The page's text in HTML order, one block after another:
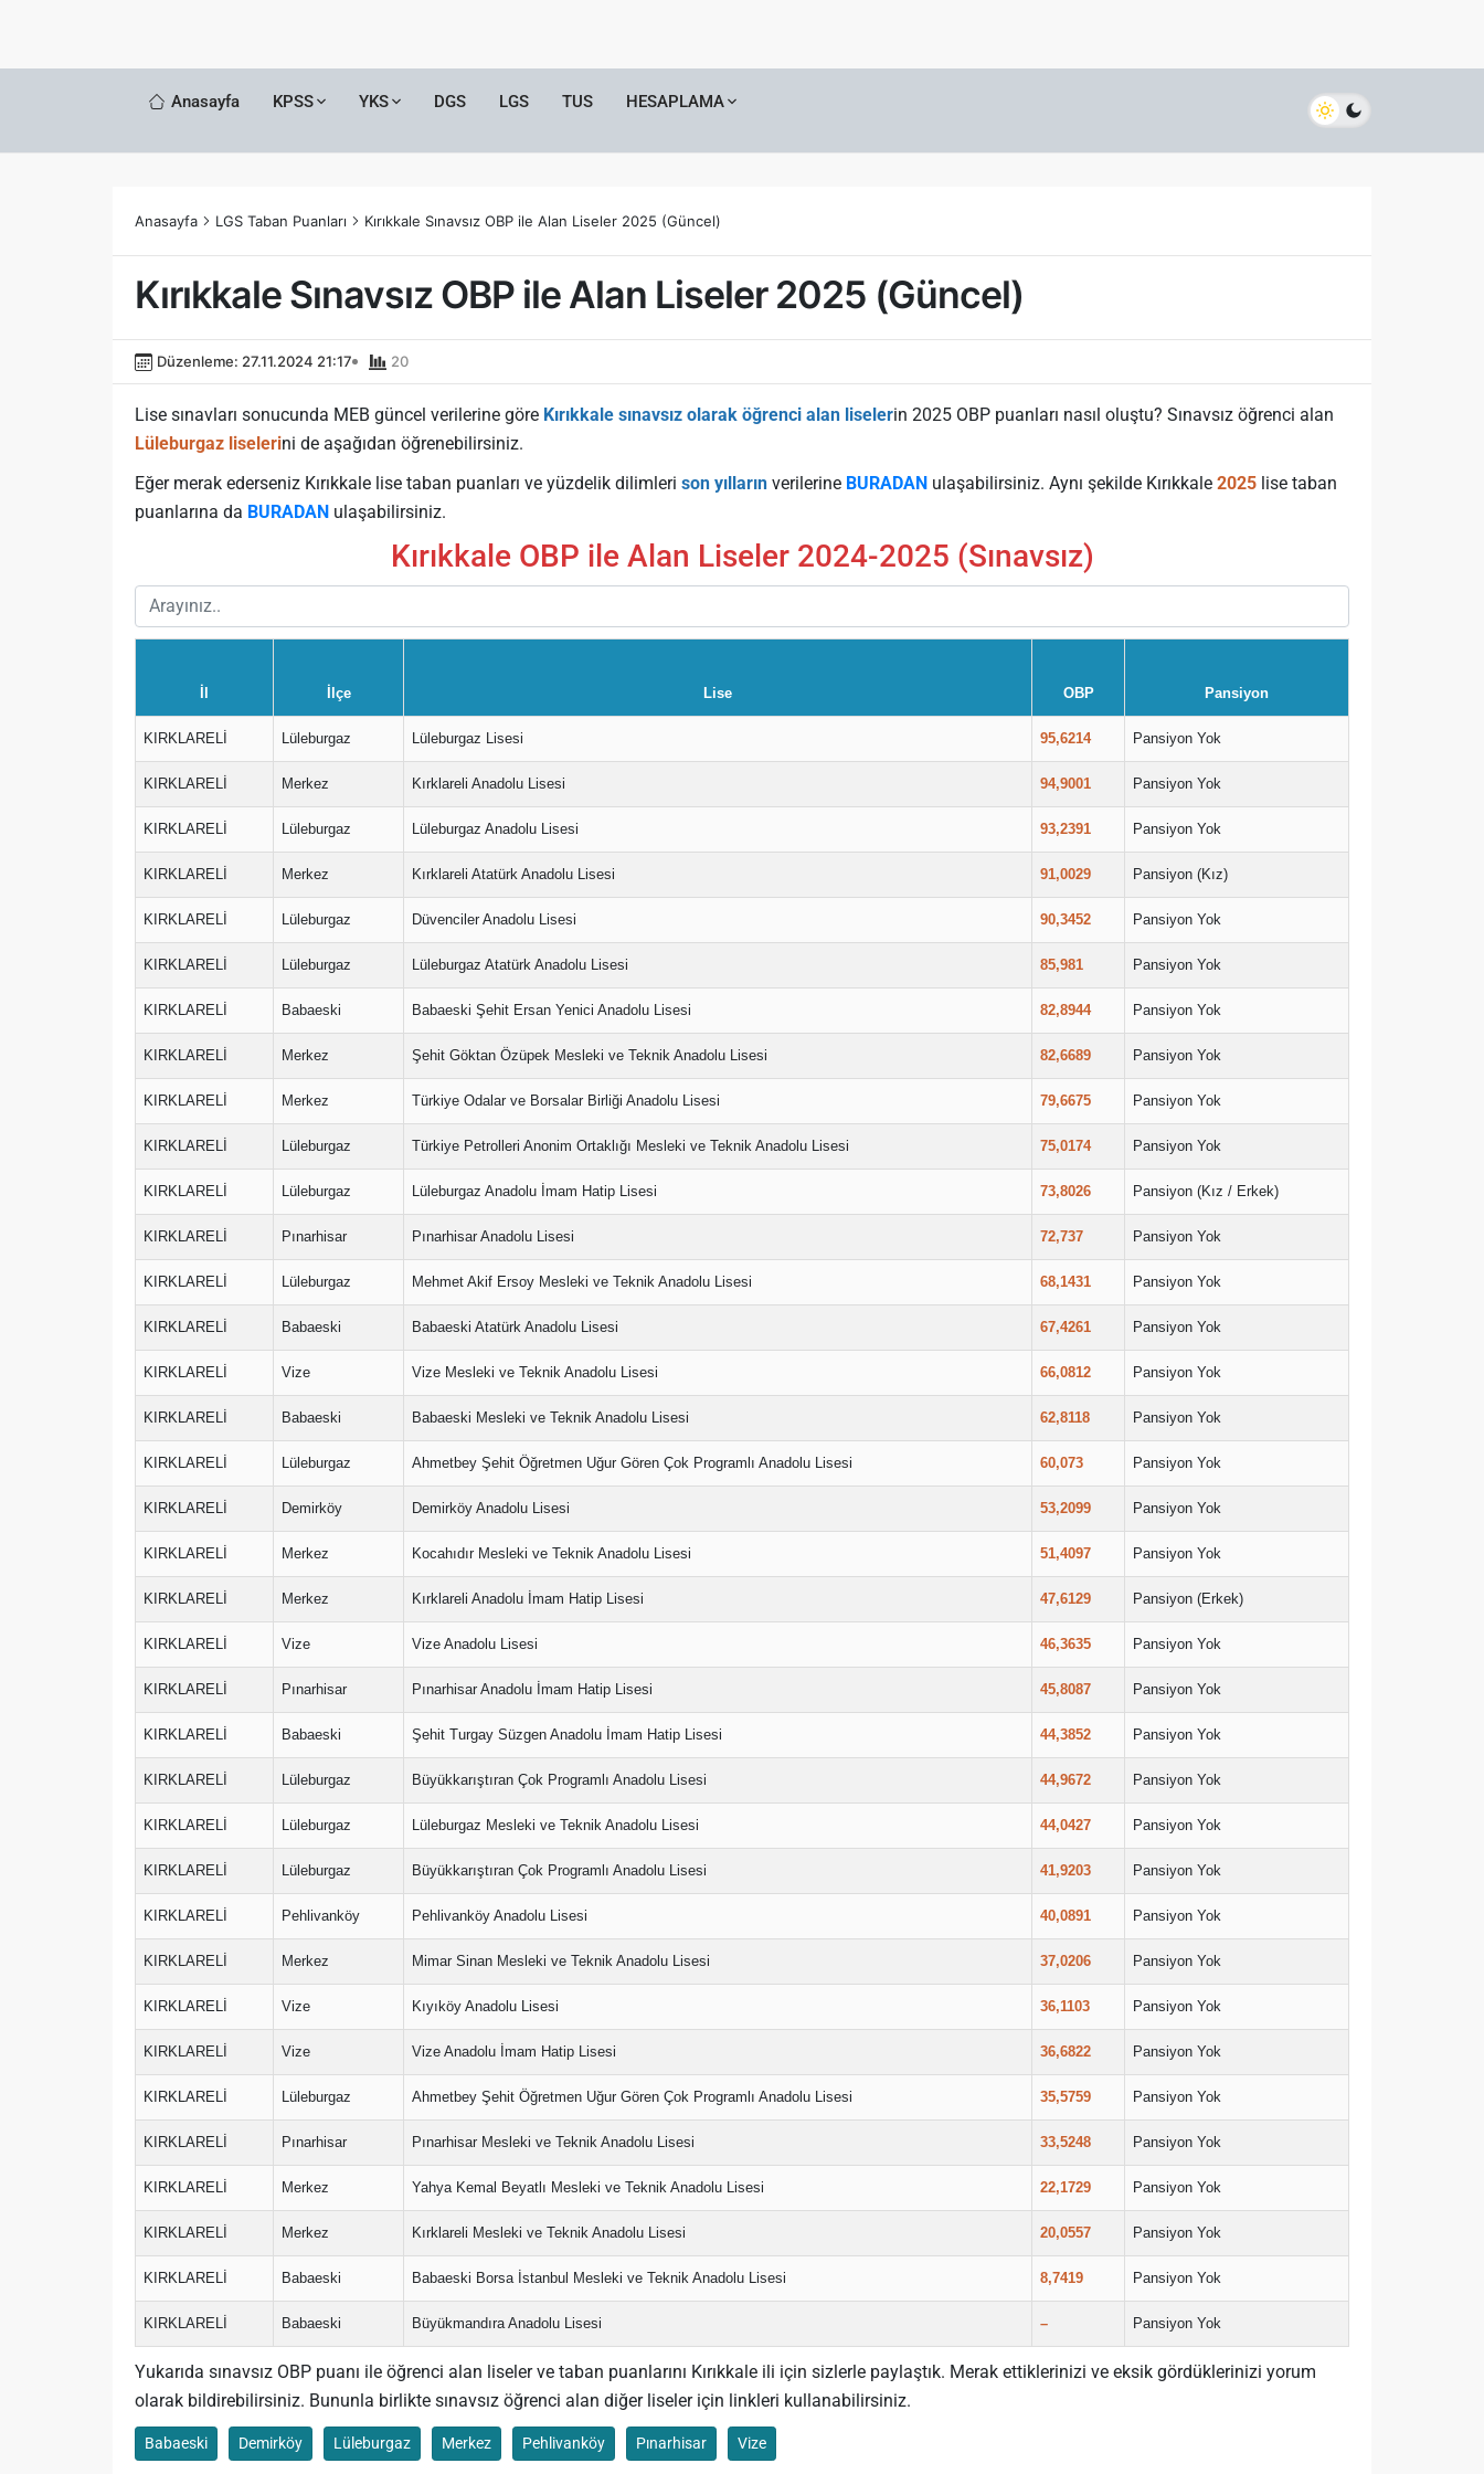
Anasayfa KPSS YKS DGS LGS TUS HESAPLAMA
Anasayfa LGS Taban Puanları Kırıkkale Sınavsız OBP ile Alan Liseler 2025 (Güncel)
Kırıkkale Sınavsız OBP ile Alan Liseler 2025 (Güncel)
Düzenleme: 27.11.2024 21:17 20
Lise sınavları sonucunda MEB güncel verilerine göre Kırıkkale sınavsız olarak öğrenci alan liselerin 2025 OBP puanları nasıl oluştu? Sınavsız öğrenci alan
Lüleburgaz liselerini de aşağıdan öğrenebilirsiniz.
Eğer merak ederseniz Kırıkkale lise taban puanları ve yüzdelik dilimleri son yılların verilerine BURADAN ulaşabilirsiniz. Aynı şekilde Kırıkkale 2025 lise taban
puanlarına da BURADAN ulaşabilirsiniz.
Kırıkkale OBP ile Alan Liseler 2024-2025 (Sınavsız)
İlçe Lise OBP Pansiyon
KIRKLARELİ Lüleburgaz Lüleburgaz Lisesi 95,6214 Pansiyon Yok
KIRKLARELİ Merkez Kırklareli Anadolu Lisesi 94,9001 Pansiyon Yok
KIRKLARELİ Lüleburgaz Lüleburgaz Anadolu Lisesi 93,2391 Pansiyon Yok
KIRKLARELİ Merkez Kırklareli Atatürk Anadolu Lisesi 91,0029 Pansiyon (Kız)
KIRKLARELİ Lüleburgaz Düvenciler Anadolu Lisesi 90,3452 Pansiyon Yok
KIRKLARELİ Lüleburgaz Lüleburgaz Atatürk Anadolu Lisesi 85,981 Pansiyon Yok
KIRKLARELİ Babaeski Babaeski Şehit Ersan Yenici Anadolu Lisesi 82,8944 Pansiyon Yok
KIRKLARELİ Merkez Şehit Göktan Özüpek Mesleki ve Teknik Anadolu Lisesi 82,6689 Pansiyon Yok
KIRKLARELİ Merkez Türkiye Odalar ve Borsalar Birliği Anadolu Lisesi 79,6675 Pansiyon Yok
KIRKLARELİ Lüleburgaz Türkiye Petrolleri Anonim Ortaklığı Mesleki ve Teknik Anadolu Lisesi 75,0174 Pansiyon Yok
KIRKLARELİ Lüleburgaz Lüleburgaz Anadolu İmam Hatip Lisesi 73,8026 Pansiyon (Kız / Erkek)
KIRKLARELİ Pınarhisar Pınarhisar Anadolu Lisesi 72,737 Pansiyon Yok
KIRKLARELİ Lüleburgaz Mehmet Akif Ersoy Mesleki ve Teknik Anadolu Lisesi 68,1431 Pansiyon Yok
KIRKLARELİ Babaeski Babaeski Atatürk Anadolu Lisesi 67,4261 Pansiyon Yok
KIRKLARELİ Vize Vize Mesleki ve Teknik Anadolu Lisesi 66,0812 Pansiyon Yok
KIRKLARELİ Babaeski Babaeski Mesleki ve Teknik Anadolu Lisesi 62,8118 Pansiyon Yok
KIRKLARELİ Lüleburgaz Ahmetbey Şehit Öğretmen Uğur Gören Çok Programlı Anadolu Lisesi 60,073 Pansiyon Yok
KIRKLARELİ Demirköy Demirköy Anadolu Lisesi 53,2099 Pansiyon Yok
KIRKLARELİ Merkez Kocahıdır Mesleki ve Teknik Anadolu Lisesi 51,4097 Pansiyon Yok
KIRKLARELİ Merkez Kırklareli Anadolu İmam Hatip Lisesi 47,6129 Pansiyon (Erkek)
KIRKLARELİ Vize Vize Anadolu Lisesi 46,3635 Pansiyon Yok
KIRKLARELİ Pınarhisar Pınarhisar Anadolu İmam Hatip Lisesi 45,8087 Pansiyon Yok
KIRKLARELİ Babaeski Şehit Turgay Süzgen Anadolu İmam Hatip Lisesi 44,3852 Pansiyon Yok
KIRKLARELİ Lüleburgaz Büyükkarıştıran Çok Programlı Anadolu Lisesi 44,9672 Pansiyon Yok
KIRKLARELİ Lüleburgaz Lüleburgaz Mesleki ve Teknik Anadolu Lisesi 44,0427 Pansiyon Yok
KIRKLARELİ Lüleburgaz Büyükkarıştıran Çok Programlı Anadolu Lisesi 41,9203 Pansiyon Yok
KIRKLARELİ Pehlivanköy Pehlivanköy Anadolu Lisesi 40,0891 Pansiyon Yok
KIRKLARELİ Merkez Mimar Sinan Mesleki ve Teknik Anadolu Lisesi 37,0206 Pansiyon Yok
KIRKLARELİ Vize Kıyıköy Anadolu Lisesi 36,1103 Pansiyon Yok
KIRKLARELİ Vize Vize Anadolu İmam Hatip Lisesi 36,6822 Pansiyon Yok
KIRKLARELİ Lüleburgaz Ahmetbey Şehit Öğretmen Uğur Gören Çok Programlı Anadolu Lisesi 35,5759 Pansiyon Yok
KIRKLARELİ Pınarhisar Pınarhisar Mesleki ve Teknik Anadolu Lisesi 33,5248 Pansiyon Yok
KIRKLARELİ Merkez Yahya Kemal Beyatlı Mesleki ve Teknik Anadolu Lisesi 22,1729 Pansiyon Yok
KIRKLARELİ Merkez Kırklareli Mesleki ve Teknik Anadolu Lisesi 20,0557 Pansiyon Yok
KIRKLARELİ Babaeski Babaeski Borsa İstanbul Mesleki ve Teknik Anadolu Lisesi 8,7419 Pansiyon Yok
KIRKLARELİ Babaeski Büyükmandıra Anadolu Lisesi – Pansiyon Yok
Yukarıda sınavsız OBP puanı ile öğrenci alan liseler ve taban puanlarını Kırıkkale ili için sizlerle paylaştık. Merak ettiklerinizi ve eksik gördüklerinizi yorum
olarak bildirebilirsiniz. Bununla birlikte sınavsız öğrenci alan diğer liseler için linkleri kullanabilirsiniz.
Babaeski Demirköy Lüleburgaz Merkez Pehlivanköy Pınarhisar Vize